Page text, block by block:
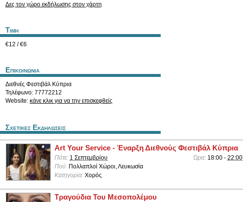
Δες τον χώρο εκδήλωσης στον χάρτη
Τιμη
€12 / €6
Επικοινωνια
Διεθνές Φεστιβάλ Κύπρια
Τηλέφωνο: 77772212
Website: κάνε κλικ για να την επισκεφθείς
Σχετικες Εκδηλωσεις
Art Your Service - Έναρξη Διεθνούς Φεστιβάλ Κύπρια
Πότε: 1 Σεπτεμβρίου Ώρα: 18:00 - 22:00
Πού: Πολλαπλοί Χώροι, Λευκωσία
Κατηγορία: Χορός
Τραγούδια Του Μεσοπολέμου